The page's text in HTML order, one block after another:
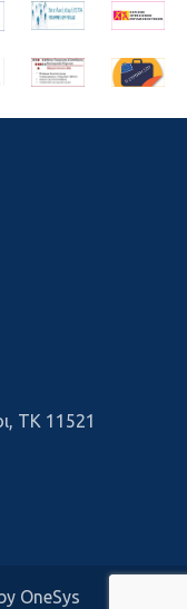
ΤΚ 11521
OneSys